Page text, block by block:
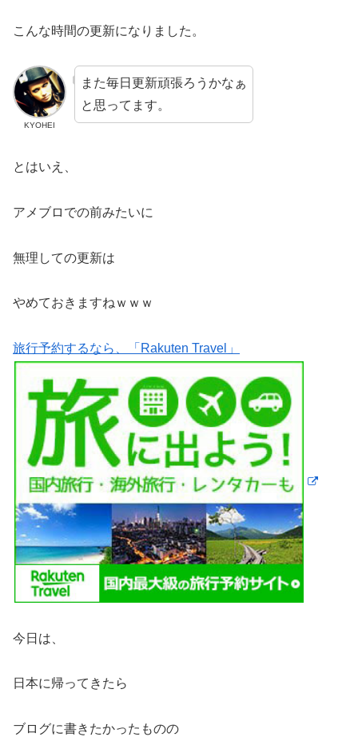
こんな時間の更新になりました。
KYOHEI
また毎日更新頑張ろうかなぁ
と思ってます。
とはいえ、
アメブロでの前みたいに
無理しての更新は
やめておきますねｗｗｗ
旅行予約するなら、「Rakuten Travel」
今日は、
日本に帰ってきたら
ブログに書きたかったものの